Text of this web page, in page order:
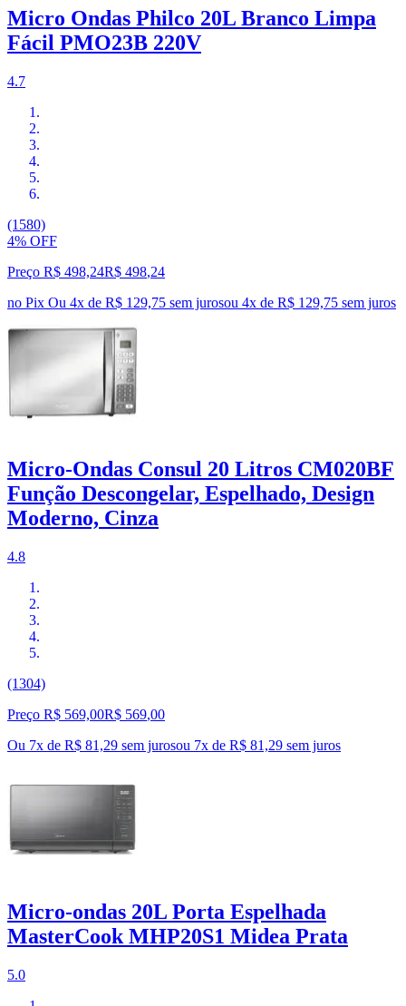
Micro Ondas Philco 20L Branco Limpa
Fácil PMO23B 220V
4.7
(1580)
4% OFF
Preço R$ 498,24R$ 498,24
no Pix Ou 4x de R$ 129,75 sem jurosou 4x de R$ 129,75 sem juros
Micro-Ondas Consul 20 Litros CM020BF
Função Descongelar, Espelhado, Design
Moderno, Cinza
4.8
(1304)
Preço R$ 569,00R$ 569,00
Ou 7x de R$ 81,29 sem jurosou 7x de R$ 81,29 sem juros
Micro-ondas 20L Porta Espelhada
MasterCook MHP20S1 Midea Prata
5.0